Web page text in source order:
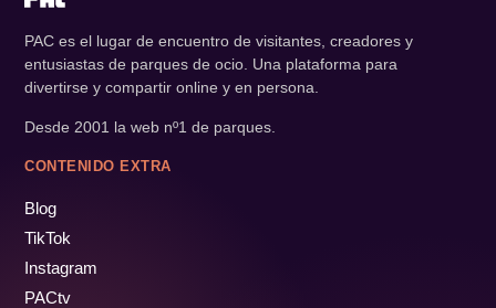
PAC es el lugar de encuentro de visitantes, creadores y
entusiastas de parques de ocio. Una plataforma para
divertirse y compartir online y en persona.
Desde 2001 la web nº1 de parques.
CONTENIDO EXTRA
Blog
TikTok
Instagram
PACtv